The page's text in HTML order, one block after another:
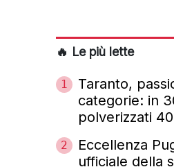
🔥 Le più lette
1
Taranto,
categorie: in
polverizzati
2
Eccellenza
ufficiale della